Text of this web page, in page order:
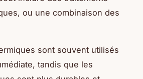
ou une combinaison des
sont souvent utilisés
tandis que les